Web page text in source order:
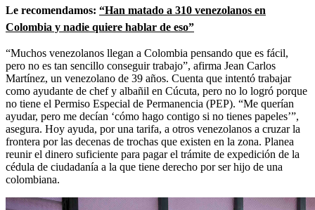
Le recomendamos: “Han matado a 310 venezolanos en
Colombia y nadie quiere hablar de eso”
“Muchos venezolanos llegan a Colombia pensando que es fácil,
pero no es tan sencillo conseguir trabajo”, afirma Jean Carlos
Martínez, un venezolano de 39 años. Cuenta que intentó trabajar
como ayudante de chef y albañil en Cúcuta, pero no lo logró porque
no tiene el Permiso Especial de Permanencia (PEP). “Me querían
ayudar, pero me decían ‘cómo hago contigo si no tienes papeles’”,
asegura. Hoy ayuda, por una tarifa, a otros venezolanos a cruzar la
frontera por las decenas de trochas que existen en la zona. Planea
reunir el dinero suficiente para pagar el trámite de expedición de la
cédula de ciudadanía a la que tiene derecho por ser hijo de una
colombiana.